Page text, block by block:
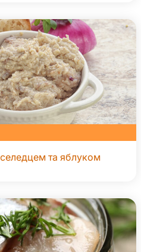
та яблуком